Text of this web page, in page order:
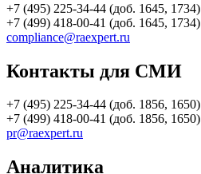
+7 (495) 225-34-44 (доб. 1645, 1734)
+7 (499) 418-00-41 (доб. 1645, 1734)
compliance@raexpert.ru
Контакты для СМИ
+7 (495) 225-34-44 (доб. 1856, 1650)
+7 (499) 418-00-41 (доб. 1856, 1650)
pr@raexpert.ru
Аналитика